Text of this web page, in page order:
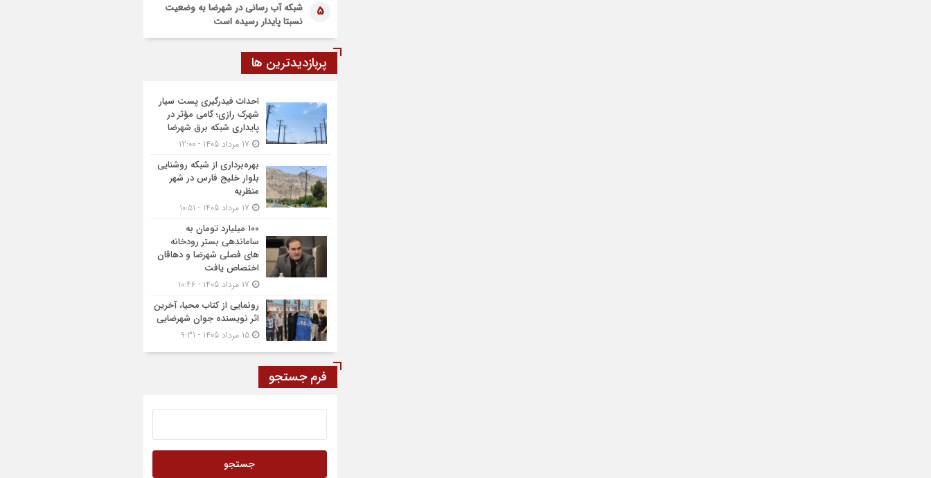
5
شبکه آب رسانی در شهرضا به وضعیت
نسبتا پایدار رسیده است
پربازدیدترین ها
احداث فیدرگیری پست سیار
شهرک رازی؛ گامی مؤثر در
پایداری شبکه برق شهرضا
بهره‌برداری از شبکه روشنایی
بلوار خلیج فارس در شهر
منظریه
۱۰۰ میلیارد تومان به
ساماندهی بستر رودخانه
های فصلی شهرضا و دهاقان
اختصاص یافت
رونمایی از کتاب محیا، آخرین
اثر نویسنده جوان شهرضایی
فرم جستجو